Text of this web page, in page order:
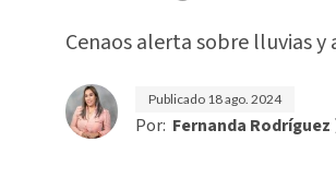
Cenaos alerta sobre lluvias
Publicado 18 ago. 2024
Por: Fernanda Rodríguez